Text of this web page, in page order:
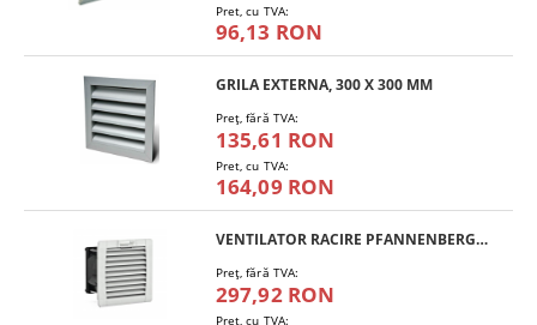
Pret, cu TVA:
96,13 RON
GRILA EXTERNA, 300 X 300 MM
Preţ, fără TVA:
135,61 RON
Pret, cu TVA:
164,09 RON
VENTILATOR RACIRE PFANNENBERG PF 11.000
Preţ, fără TVA:
297,92 RON
Pret, cu TVA: